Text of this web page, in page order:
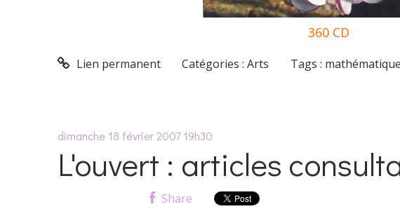
360 CD
Lien permanent Catégories :Arts Tags :
dimanche 18 février 2007 19h30
L'ouvert : articles
Share